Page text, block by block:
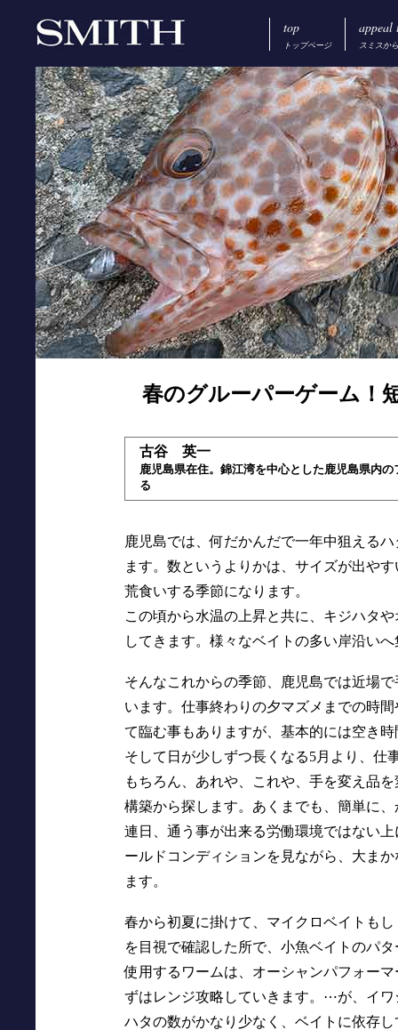
top
トップページ
appeal
スミスか
春のグルーパーゲーム！
古谷 英一
鹿児島県在住。錦江湾を中心とした鹿児島県内
る
鹿児島では、何だかんだで一年中狙える
ます。数というよりかは、サイズが出や
荒食いする季節になります。
この頃から水温の上昇と共に、キジハタ
してきます。様々なベイトの多い岸沿い
そんなこれからの季節、鹿児島では近場
います。仕事終わりの夕マズメまでの時
て臨む事もありますが、基本的には空き
そして日が少しずつ長くなる5月より、仕
もちろん、あれや、これや、手を変え品
構築から探します。あくまでも、簡単に
連日、通う事が出来る労働環境ではない
ールドコンディションを見ながら、大ま
ます。
春から初夏に掛けて、マイクロベイトも
を目視で確認した所で、小魚ベイトのパ
使用するワームは、オーシャンパフォー
ずはレンジ攻略していきます。⋯が、イ
ハタの数がかなり少なく、ベイトに依存